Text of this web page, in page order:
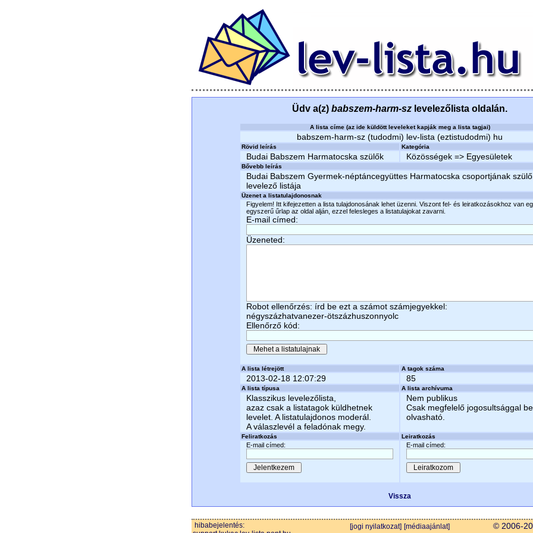
Üdv a(z) babszem-harm-sz levelezőlista oldalán.
A lista címe (az ide küldött leveleket kapják meg a lista tagjai)
babszem-harm-sz (tudodmi) lev-lista (eztistudodmi) hu
Rövid leírás Kategória
Budai Babszem Harmatocska szülők Közösségek => Egyesületek
Bővebb leírás
Budai Babszem Gyermek-néptáncegyüttes Harmatocska csoportjának
levelező listája
Üzenet a listatulajdonosnak
Figyelem! Itt kifejezetten a lista tulajdonosának lehet üzenni. Viszont fel- és leiratkozásokhoz van
egyszerű űrlap az oldal alján, ezzel felesleges a listatulajokat zavarni.
E-mail címed:
Üzeneted:
Robot ellenőrzés: írd be ezt a számot számjegyekkel:
négyszázhatvanezer-ötszázhuszonnyolc
Ellenőrző kód:
A lista létrejött A tagok száma
2013-02-18 12:07:29 85
A lista típusa A lista archívuma
Klasszikus levelezőlista,
azaz csak a listatagok küldhetnek
levelet. A listatulajdonos moderál.
A válaszlevél a feladónak megy.
Nem publikus
Csak megfelelő jogosultsággal
olvasható.
Feliratkozás Leiratkozás
E-mail címed: E-mail címed:
Vissza
hibabejelentés:
© 2006-
[jogi nyilatkozat] [médiaajánlat]